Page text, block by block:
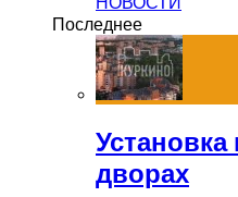
Последнее
дворах